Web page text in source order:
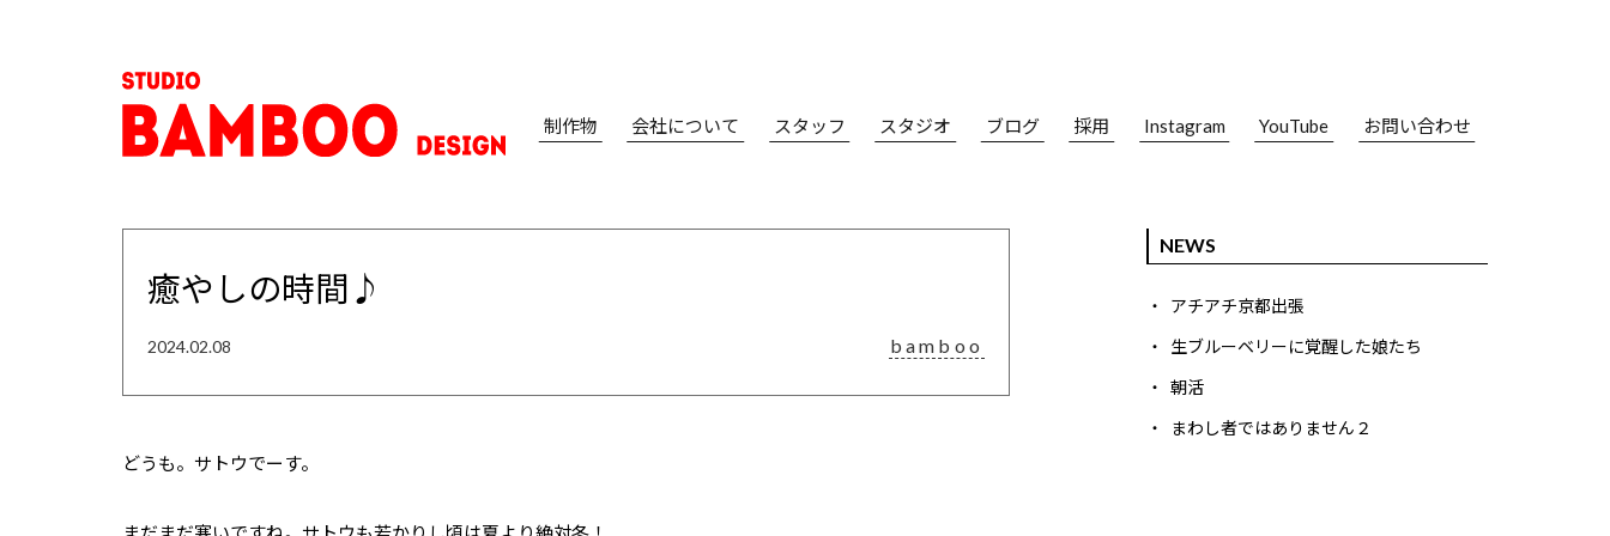
制作物 会社について スタッフ スタジオ ブログ 採用 Instagram YouTube お問い合わせ
癒やしの時間♪
2024.02.08 bamboo
どうも。サトウでーす。
NEWS
アチアチ京都出張
生ブルーベリーに覚醒した娘たち
朝活
まわし者ではありません２